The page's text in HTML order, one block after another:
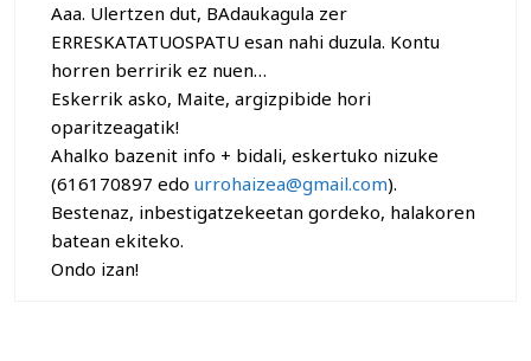
Aaa. Ulertzen dut, BAdaukagula zer
ERRESKATATUOSPATU esan nahi duzula. Kontu
horren berririk ez nuen…
Eskerrik asko, Maite, argizpibide hori
oparitzeagatik!
Ahalko bazenit info + bidali, eskertuko nizuke
(616170897 edo urrohaizea@gmail.com).
Bestenaz, inbestigatzekeetan gordeko, halakoren
batean ekiteko.
Ondo izan!